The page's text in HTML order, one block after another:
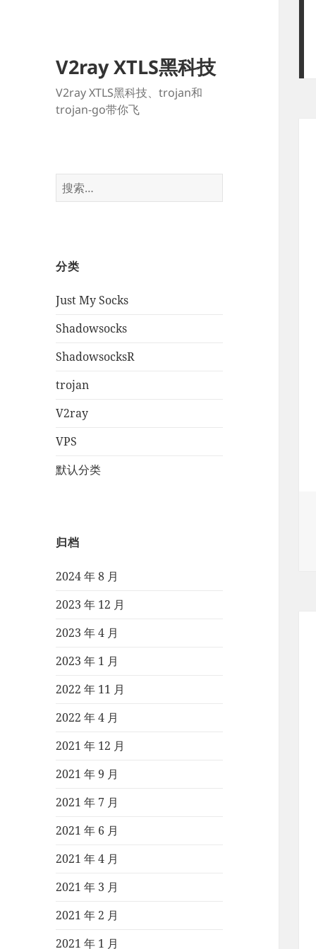
V2ray XTLS黑科技
V2ray XTLS黑科技、trojan和
trojan-go带你飞
搜
索：
分类
Just My Socks
Shadowsocks
ShadowsocksR
trojan
V2ray
VPS
默认分类
归档
2024 年 8 月
2023 年 12 月
2023 年 4 月
2023 年 1 月
2022 年 11 月
2022 年 4 月
2021 年 12 月
2021 年 9 月
2021 年 7 月
2021 年 6 月
2021 年 4 月
2021 年 3 月
2021 年 2 月
2021 年 1 月